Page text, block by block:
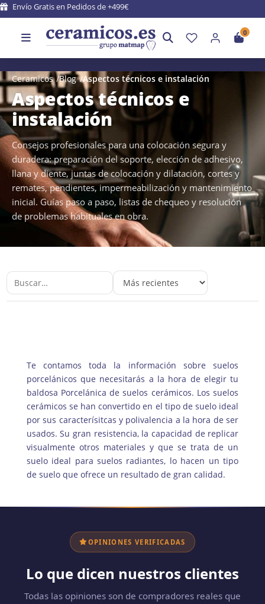
Envío Gratis en Pedidos de +499€
0
Ceramicos Blog Aspectos técnicos e instalación
Aspectos técnicos e
instalación
Consejos profesionales para una colocación segura y
duradera: preparación del soporte, elección de adhesivo,
llana y diente, juntas de colocación y dilatación, cortes y
remates, pendientes, impermeabilización y mantenimiento
inicial. Guías paso a paso, listas de chequeo y resolución
de problemas habituales en obra.
Te contamos toda la información sobre suelos
porcelánicos que necesitarás a la hora de elegir tu
baldosa Porcelánica de suelos cerámicos. Los suelos
cerámicos se han convertido en el tipo de suelo ideal
por sus caracterísitcas y polivalencia a la hora de ser
usados. Su gran resistencia, la capacidad de replicar
visualmente otros materiales y que se trata de un
suelo ideal para suelos radiantes, lo hacen un tipo
de suelo que ofrece un resultado de gran calidad.
OPINIONES VERIFICADAS
Lo que dicen nuestros clientes
Todas las opiniones son de compradores reales que